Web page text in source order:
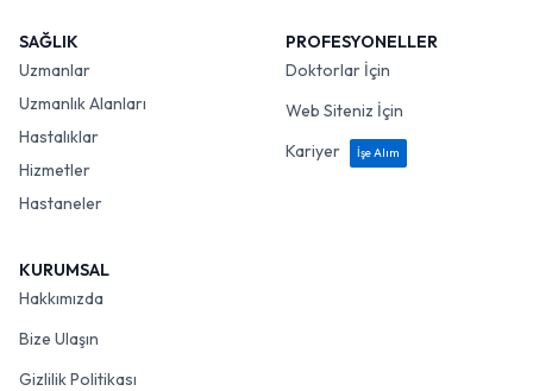
SAĞLIK
Uzmanlar
Uzmanlık Alanları
Hastalıklar
Hizmetler
Hastaneler
PROFESYONELLER
Doktorlar İçin
Web Siteniz İçin
Kariyer
İşe Alım
KURUMSAL
Hakkımızda
Bize Ulaşın
Gizlilik Politikası